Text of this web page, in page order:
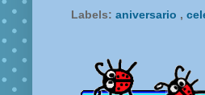
Labels: aniversario ,